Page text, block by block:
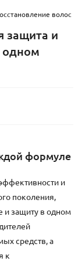
волос
защита и
одном
формуле
и
поколения,
и защиту в одном
средств, а
к